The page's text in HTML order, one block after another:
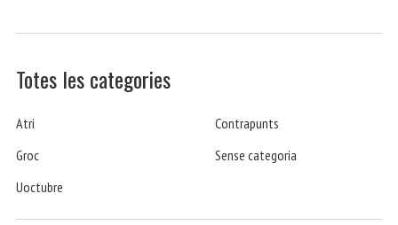
Totes les categories
Atri
Contrapunts
Groc
Sense categoria
Uoctubre